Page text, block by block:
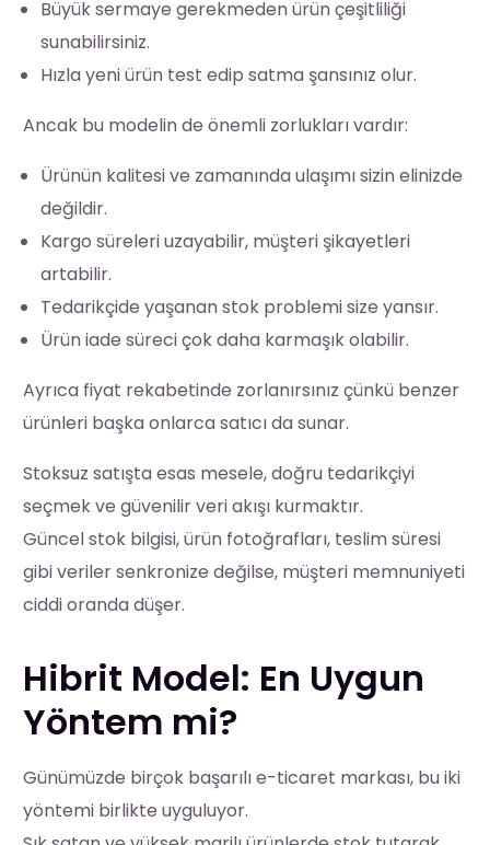
Büyük sermaye gerekmeden ürün çeşitliliği
sunabilirsiniz.
Hızla yeni ürün test edip satma şansınız olur.
Ancak bu modelin de önemli zorlukları vardır:
Ürünün kalitesi ve zamanında ulaşımı sizin elinizde
değildir.
Kargo süreleri uzayabilir, müşteri şikayetleri
artabilir.
Tedarikçide yaşanan stok problemi size yansır.
Ürün iade süreci çok daha karmaşık olabilir.
Ayrıca fiyat rekabetinde zorlanırsınız çünkü benzer
ürünleri başka onlarca satıcı da sunar.
Stoksuz satışta esas mesele, doğru tedarikçiyi
seçmek ve güvenilir veri akışı kurmaktır.
Güncel stok bilgisi, ürün fotoğrafları, teslim süresi
gibi veriler senkronize değilse, müşteri memnuniyeti
ciddi oranda düşer.
Hibrit Model: En Uygun
Yöntem mi?
Günümüzde birçok başarılı e-ticaret markası, bu iki
yöntemi birlikte uyguluyor.